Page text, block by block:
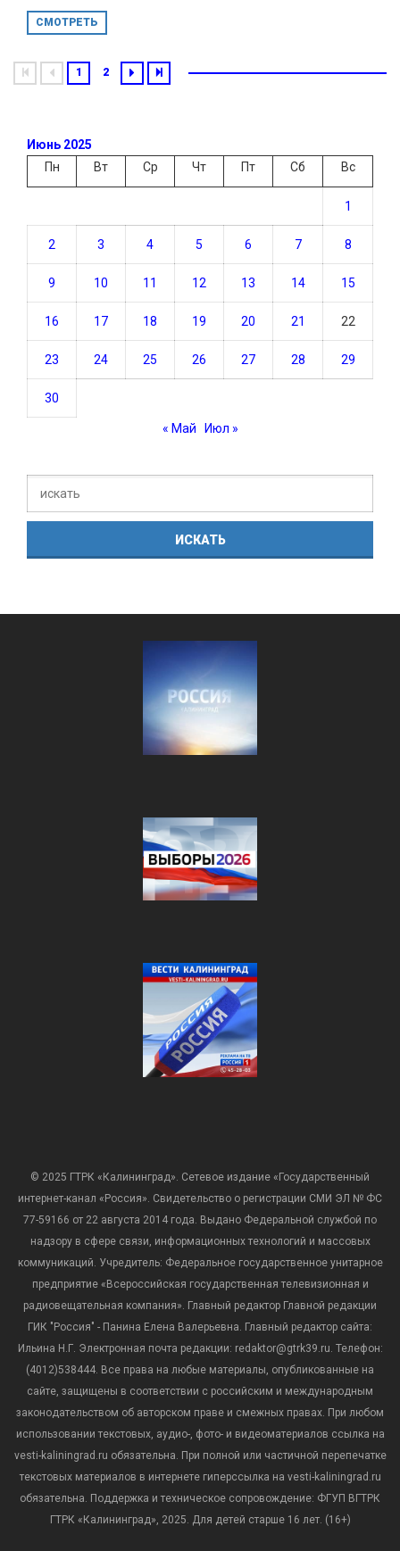
СМОТРЕТЬ
1 2
Июнь 2025
Пн
Вт Ср Чт Пт Сб Вс
1
2 3 4 5 6 7 8
9 10 11 12 13 14 15
16 17 18 19 20 21 22
23 24 25 26 27 28 29
30
« Май Июл »
© 2025 ГТРК «Калининград». Сетевое издание «Государственный
интернет-канал «Россия». Свидетельство о регистрации СМИ ЭЛ № ФС
77-59166 от 22 августа 2014 года. Выдано Федеральной службой по
надзору в сфере связи, информационных технологий и массовых
коммуникаций. Учредитель: Федеральное государственное унитарное
предприятие «Всероссийская государственная телевизионная и
радиовещательная компания». Главный редактор Главной редакции
ГИК "Россия" - Панина Елена Валерьевна. Главный редактор сайта:
Ильина Н.Г. Электронная почта редакции: redaktor@gtrk39.ru. Телефон:
(4012)538444. Все права на любые материалы, опубликованные на
сайте, защищены в соответствии с российским и международным
законодательством об авторском праве и смежных правах. При любом
использовании текстовых, аудио-, фото- и видеоматериалов ссылка на
vesti-kaliningrad.ru обязательна. При полной или частичной перепечатке
текстовых материалов в интернете гиперссылка на vesti-kaliningrad.ru
обязательна. Поддержка и техническое сопровождение: ФГУП ВГТРК
ГТРК «Калининград», 2025. Для детей старше 16 лет. (16+)